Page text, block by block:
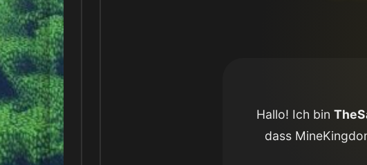
Hallo! Ich bin
dass